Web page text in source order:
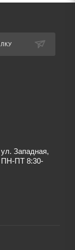
Западная,
ПН-ПТ 8:30-